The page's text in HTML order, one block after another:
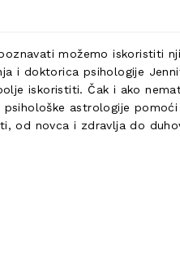
možemo iskoristiti
i doktorica psihologije
iskoristiti. Čak i ako
astrologije
od novca i zdravlja do